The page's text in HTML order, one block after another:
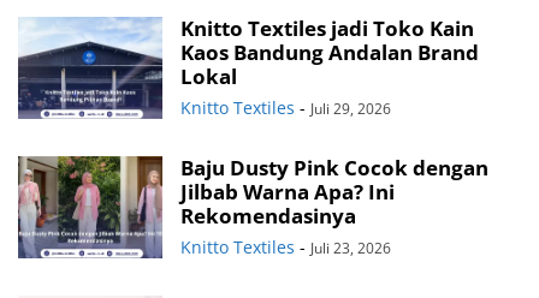
Knitto Textiles jadi Toko Kain
Kaos Bandung Andalan Brand
Lokal
Knitto Textiles - Juli 29, 2026
Baju Dusty Pink Cocok dengan
Jilbab Warna Apa? Ini
Rekomendasinya
Knitto Textiles - Juli 23, 2026